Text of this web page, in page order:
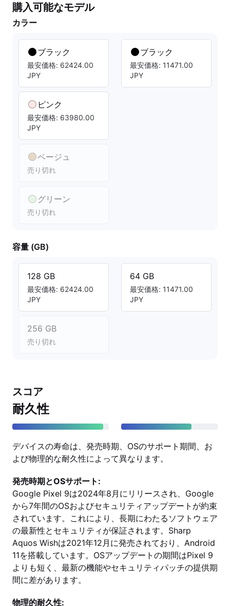
購入可能なモデル
カラー
ブラック
最安価格: 62424.00
JPY
ピンク
最安価格: 63980.00
JPY
ベージュ
売り切れ
グリーン
売り切れ
ブラック
最安価格: 11471.00
JPY
容量 (GB)
128 GB
最安価格: 62424.00
JPY
256 GB
売り切れ
64 GB
最安価格: 11471.00
JPY
スコア
耐久性
デバイスの寿命は、発売時期、OSのサポート期間、お
よび物理的な耐久性によって異なります。
発売時期とOSサポート:
Google Pixel 9は2024年8月にリリースされ、Google
から7年間のOSおよびセキュリティアップデートが約束
されています。これにより、長期にわたるソフトウェア
の最新性とセキュリティが保証されます。Sharp
Aquos Wishは2021年12月に発売されており、Android
11を搭載しています。OSアップデートの期間はPixel 9
よりも短く、最新の機能やセキュリティパッチの提供期
間に差があります。
物理的耐久性: